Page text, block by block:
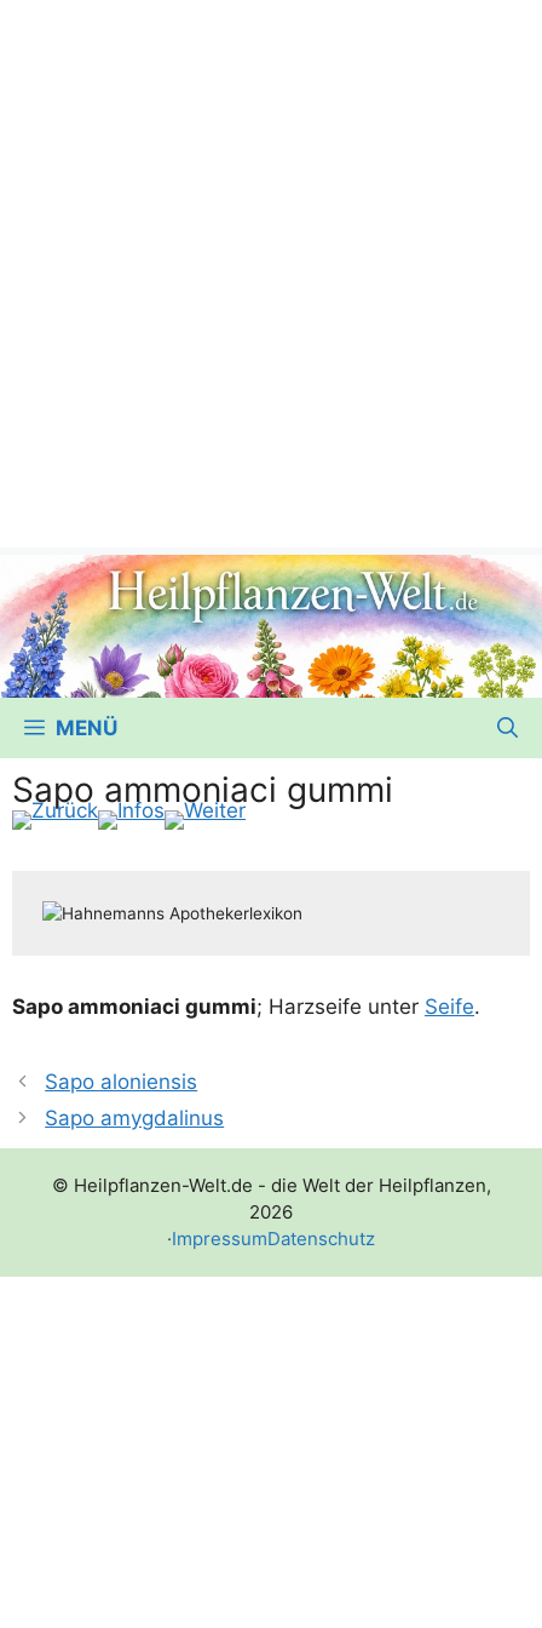
MENÜ
Sapo ammoniaci gummi
Sapo ammo­nia­ci gum­mi; Harz­sei­fe unter Sei­fe.
Sapo aloniensis
Sapo amygdalinus
© Heilpflanzen-Welt.de - die Welt der Heilpflanzen,
2026
·ImpressumDatenschutz